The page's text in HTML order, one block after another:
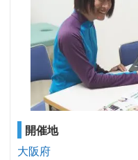
開催地
大阪府